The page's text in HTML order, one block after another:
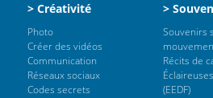
> Créativité
Photo
Créer des vidéos
Communication
Réseaux sociaux
Codes secrets
>
Souvenirs
Récits de
(EEDF)